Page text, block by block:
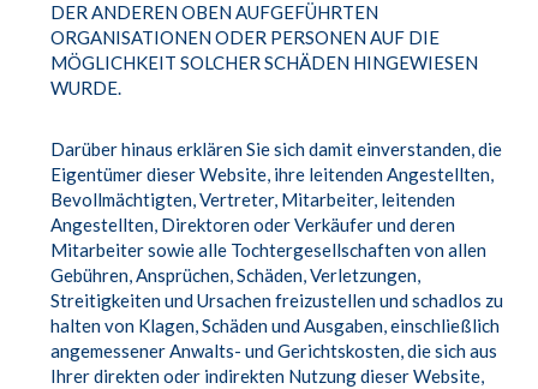
ANDEREN OBEN AUFGEFÜHRTEN ORG
ANISATIONEN ODER PERSONEN AUF DIE MÖG
LICHKEIT SOLCHER SCHÄDEN HINGEWIESEN WUR
DE.
Darüber hinaus erklären Sie sich damit einverstanden, die
Eigentümer dieser Website, ihre leitenden Angestellten,
Bevollmächtigten, Vertreter, Mitarbeiter, leitenden
Angestellten, Direktoren oder Verkäufer und deren
Mitarbeiter sowie alle Tochtergesellschaften von allen
Gebühren, Ansprüchen, Schäden, Verletzungen,
Streitigkeiten und Ursachen freizustellen und schadlos zu
halten von Klagen, Schäden und Ausgaben, einschließlich
angemessener Anwalts- und Gerichtskosten, die sich aus
Ihrer direkten oder indirekten Nutzung dieser Website,